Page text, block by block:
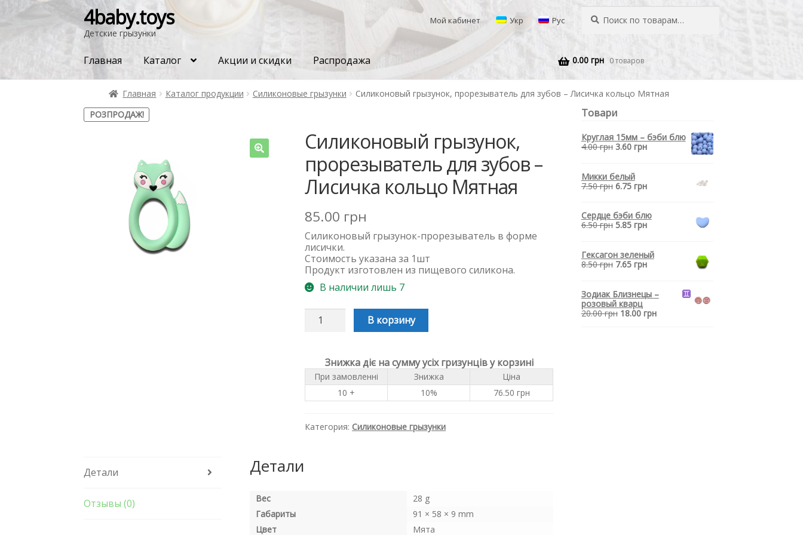
4baby.toys
Детские грызунки
Искать:
Поиск
Мой кабинет Укр Рус
Главная Каталог Акции и скидки Распродажа 0.00грн 0 товаров
Главная Каталог продукции Силиконовые грызунки
Силиконовый грызунок, прорезыватель для зубов – Лисичка кольцо Мятная
РОЗПРОДАЖ!
Силиконовый грызунок,
прорезыватель для зубов –
Лисичка кольцо Мятная
85.00 грн
Силиконовый грызунок-прорезыватель в форме
лисички.
Стоимость указана за 1шт
Продукт изготовлен из пищевого силикона.
В наличии лишь 7
Количество
Силиконовый
зубов
Лисичка
кольцо
В корзину
Знижка діє на сумму усіх гризунців у корзині
При замовленні Знижка
Ціна
10 +
10% 76.50 грн
Категория: Силиконовые грызунки
Детали
Отзывы (0)
Детали
Вес
28 g
Габариты
91 × 58 × 9 mm
Цвет
Мята
Товари
Круглая 15мм – бэби блю
4.00грн 3.60грн
Микки белый
7.50грн 6.75грн
Сердце бэби блю
6.50грн 5.85грн
Гексагон зеленый
8.50грн 7.65грн
Зодиак Близнецы –
розовый кварц
20.00грн 18.00грн